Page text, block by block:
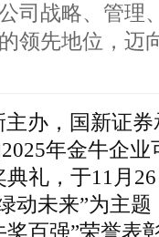
司战略、管理
领先地位，迈
办，国新证
年金牛企
典礼，于11月
动未来”为主
奖百强”荣誉表